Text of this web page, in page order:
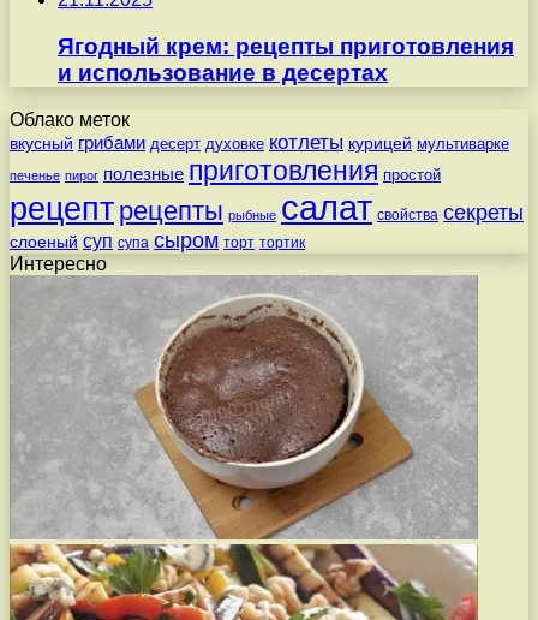
Ягодный крем: рецепты приготовления
и использование в десертах
Облако меток
вкусный грибами десерт духовке котлеты курицей мультиварке
печенье пирог полезные приготовления простой
рецепт рецепты рыбные салат свойства секреты
слоеный суп супа сыром торт тортик
Интересно